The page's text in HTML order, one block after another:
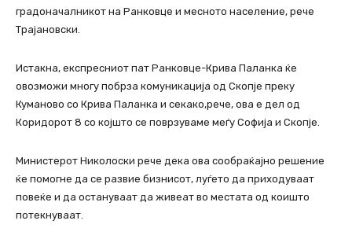
градоначалникот на Ранковце и месното население, рече
Трајановски.
Истакна, експресниот пат Ранковце-Крива Паланка ќе
овозможи многу побрза комуникација од Скопје преку
Куманово со Крива Паланка и секако,рече, ова е дел од
Коридорот 8 со којшто се поврзуваме меѓу Софија и Скопје.
Министерот Николоски рече дека ова сообраќајно решение
ќе помогне да се развие бизнисот, луѓето да приходуваат
повеќе и да остануваат да живеат во местата од коишто
потекнуваат.